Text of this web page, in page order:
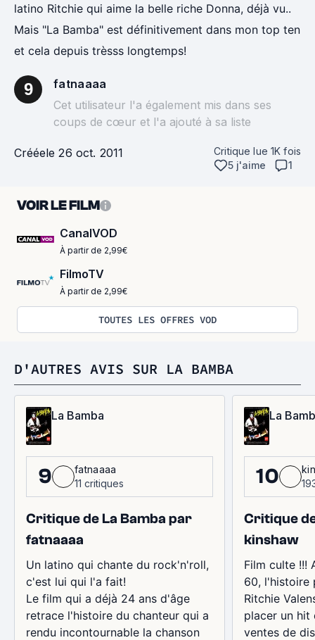
latino Ritchie qui aime la belle riche Donna, déjà vu..
Mais "La Bamba" est définitivement dans mon top ten
et cela depuis trèsss longtemps!
9
fatnaaaa
Cet utilisateur l'a également mis dans ses
coups de cœur et l'a ajouté à sa liste
Crééele 26 oct. 2011 Critique lue1K fois
5 j'aime
1
VOIR LE FILM
CanalVOD
À partir de 2,99€
FilmoTV
À partir de 2,99€
TOUTES LES OFFRES VOD
D'AUTRES AVIS SUR LA BAMBA
La Bamba
9
fatnaaaa
11 critiques
Critique de La Bamba par
fatnaaaa
Un latino qui chante du rock'n'roll,
c'est lui qui l'a fait!
Le film qui a déjà 24 ans d'âge
retrace l'histoire du chanteur qui a
rendu incontournable la chanson
La
10
Critique
kinshaw
Film culte !!!
60, l'histoire
Ritchie
placer un hit
ventes de